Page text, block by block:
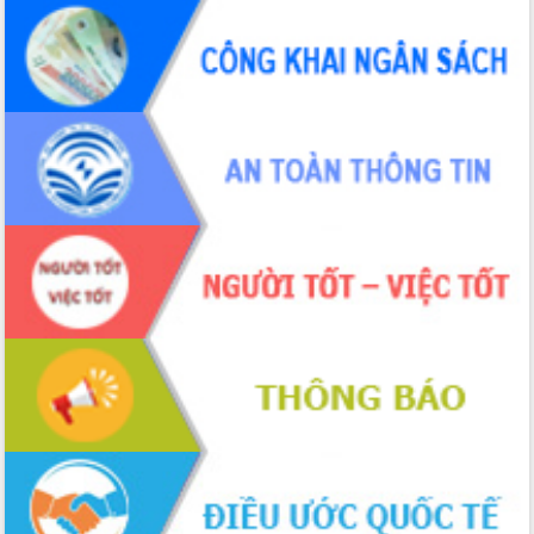
UBND tỉnh họp báo định kỳ tháng 4
năm 2026
Hội thảo khoa học “Giải pháp thúc đẩy
phát triển nền kinh tế xanh tại tỉnh
Đắk Lắk”
Tăng cường giám sát, đôn đốc thực
hiện nhiệm vụ quản lý tài sản công
hàng tuần
Tháo gỡ những vướng mắc, đẩy mạnh
công tác cải cách thủ tục hành chính
tại Trung tâm Phục vụ hành chính
công tỉnh
Đắk Lắk: Tôn vinh 46 giải pháp tại Hội
thi Sáng tạo Kỹ thuật 2024 - 2025
Đắk Lắk rà soát, điều chỉnh Đề án 190
về phát triển nuôi trồng thủy sản
Phó Chủ tịch UBND tỉnh Đắk Lắk
Trương Công Thái kiểm tra thực địa
Dự án cao tốc Khánh Hòa - Buôn Ma
Thuột